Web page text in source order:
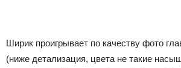
Ширик проигрывает по качеству фото
(ниже детализация, цвета не такие